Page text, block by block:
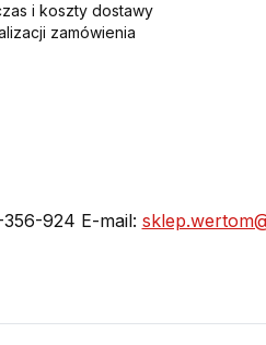
i koszty dostawy
zamówienia
924 E-mail: